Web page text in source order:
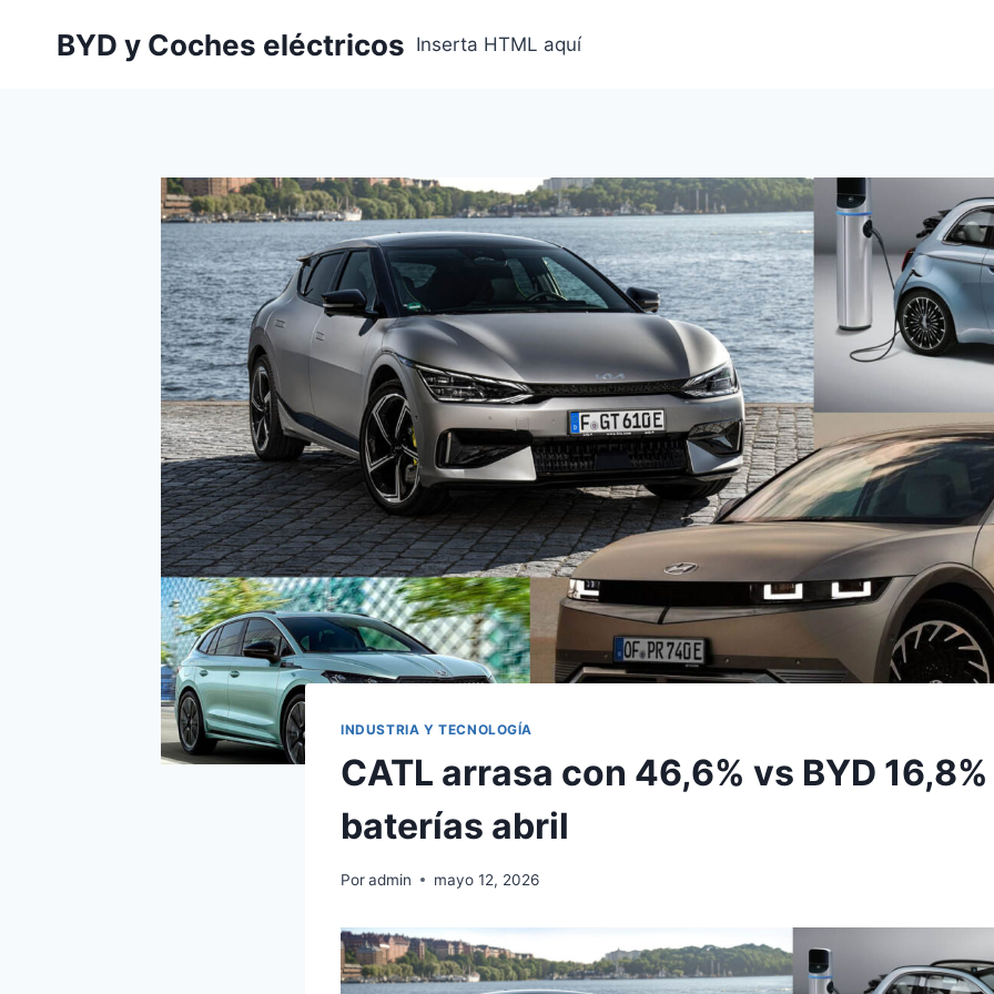
BYD y Coches eléctricos Inserta HTML aquí
INDUSTRIA Y TECNOLOGÍA
CATL arrasa con 46,6% vs BYD
baterías abril
Poradmin mayo 12, 2026